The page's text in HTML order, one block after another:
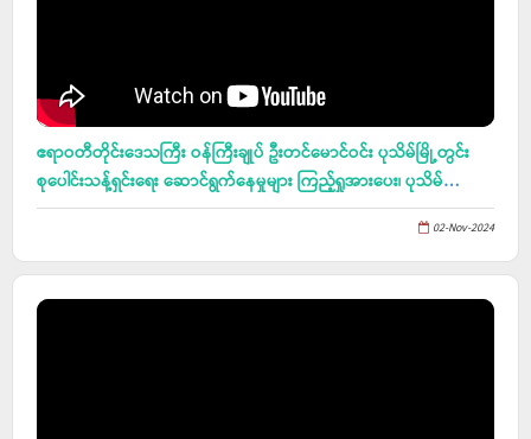
ဧရာဝတီတိုင်းဒေသကြီး ဝန်ကြီးချုပ် ဦးတင်မောင်ဝင်း ပုသိမ်မြို့တွင်း
စုပေါင်းသန့်ရှင်းရေး ဆောင်ရွက်နေမှုများ ကြည့်ရှုအားပေး၊ ပုသိမ်
တက္ကသိုလ် ဘွဲ့နှင်းသဘင်ခန်းမတွင် ပြုလုပ်သည့် ၂၀၂၄ ပညာသင်နှစ် ပု
သိမ်တက္ကသိုလ်(အဝေးသင်သင်တန်း) တတိယအသုတ်(ဝိဇ္ဇာ) ၂၀၂၃
အောင် ပထမနှစ် ကျောင်းသား၊ ကျောင်းသူများအား မောင်မယ်သစ်လွင်
ကြိုဆိုပွဲ အခမ်းအနားတက်ရောက်
02-Nov-2024